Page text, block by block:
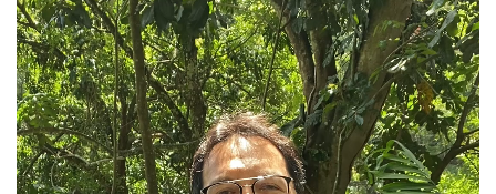
vídeo